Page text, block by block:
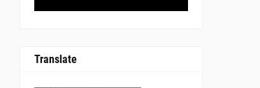
Translate